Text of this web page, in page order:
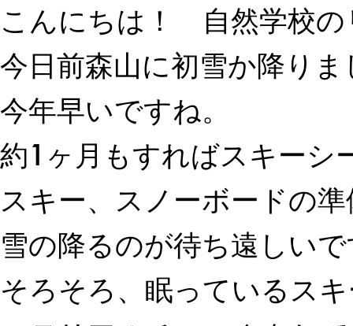
こんにちは！ 自然学校の
今日前森山に初雪か降りま
今年早いですね。
約1ヶ月もすればスキーシ
スキー、スノーボードの
雪の降るのが待ち遠しい
そろそろ、眠っているス